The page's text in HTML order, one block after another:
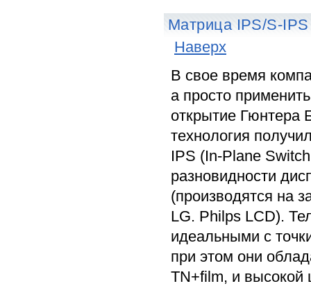
Матрица IPS/S-IPS
Наверх
В свое время
а просто
открытие Гюнтера
технология
IPS (In-Plane
разновидности
(производятся на
LG. Philps LCD).
идеальными с
при этом они
TN+film, и высокой